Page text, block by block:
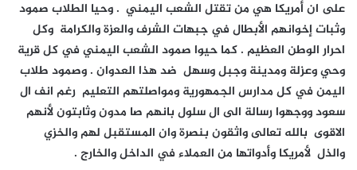
على ان أمريكا هي من تقتل الشعب اليمني . وحيا الطلاب صمود
وثبات إخوانهم الأبطال في جبهات الشرف والعزة والكرامة وكل
احرار الوطن العظيم . كما حيوا صمود الشعب اليمني في كل قرية
وحي وعزلة ومدينة وجبل وسهل ضد هذا العدوان . وصمود طلاب
اليمن في كل مدارس الجمهورية ومواصلتهم التعليم رغم انف ال
سعود ووجهوا رسالة الى ال سلول بانهم صا مدون وثابتون لأنهم
الاقوى بالله تعالى واثقون بنصرة وان المستقبل لهم والخزي
والذل لأمريكا وأدواتها من العملاء في الداخل والخارج .